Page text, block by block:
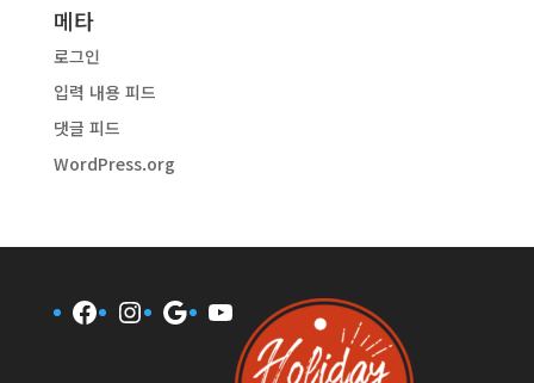
메타
로그인
입력 내용 피드
댓글 피드
WordPress.org
Facebook
Instagram
GoogleYouTube